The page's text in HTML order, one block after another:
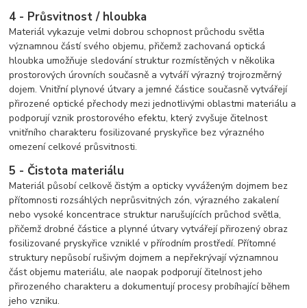
4 - Průsvitnost / hloubka
Materiál vykazuje velmi dobrou schopnost průchodu světla
významnou částí svého objemu, přičemž zachovaná optická
hloubka umožňuje sledování struktur rozmístěných v několika
prostorových úrovních současně a vytváří výrazný trojrozměrný
dojem. Vnitřní plynové útvary a jemné částice současně vytvářejí
přirozené optické přechody mezi jednotlivými oblastmi materiálu a
podporují vznik prostorového efektu, který zvyšuje čitelnost
vnitřního charakteru fosilizované pryskyřice bez výrazného
omezení celkové průsvitnosti.
5 - Čistota materiálu
Materiál působí celkově čistým a opticky vyváženým dojmem bez
přítomnosti rozsáhlých neprůsvitných zón, výrazného zakalení
nebo vysoké koncentrace struktur narušujících průchod světla,
přičemž drobné částice a plynné útvary vytvářejí přirozený obraz
fosilizované pryskyřice vzniklé v přírodním prostředí. Přítomné
struktury nepůsobí rušivým dojmem a nepřekrývají významnou
část objemu materiálu, ale naopak podporují čitelnost jeho
přirozeného charakteru a dokumentují procesy probíhající během
jeho vzniku.